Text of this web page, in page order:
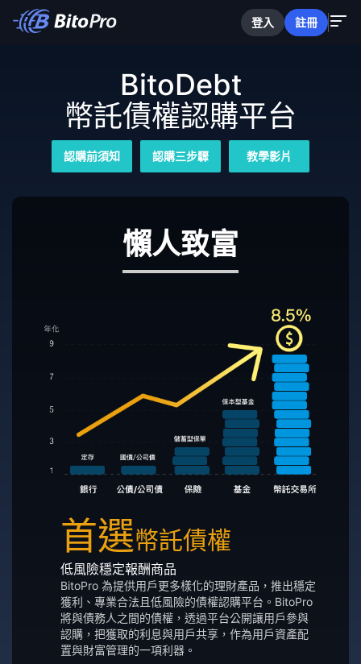
登入 註冊
BitoDebt
幣託債權認購平台
認購前須知 認購三步驟 教學影片
懶人致富
首選幣託債權
低風險穩定報酬商品
BitoPro 為提供用戶更多樣化的理財產品，推出穩定
獲利、專業合法且低風險的債權認購平台。BitoPro
將與債務人之間的債權，透過平台公開讓用戶參與
認購，把獲取的利息與用戶共享，作為用戶資產配
置與財富管理的一項利器。